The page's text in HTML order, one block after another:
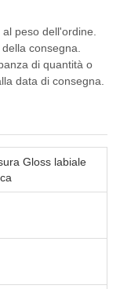
peso dell'ordine.
consegna.
di quantità o
data di consegna.
Gloss labiale